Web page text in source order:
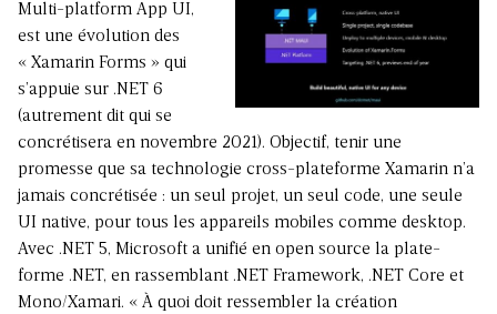
Multi-platform App UI,
est une évolution des
« Xamarin Forms » qui
s’appuie sur .NET 6
(autrement dit qui se
concrétisera en novembre 2021). Objectif, tenir une
promesse que sa technologie cross-plateforme Xamarin n’a
jamais concrétisée : un seul projet, un seul code, une seule
UI native, pour tous les appareils mobiles comme desktop.
Avec .NET 5, Microsoft a unifié en open source la plate-
forme .NET, en rassemblant .NET Framework, .NET Core et
Mono/Xamari. « À quoi doit ressembler la création